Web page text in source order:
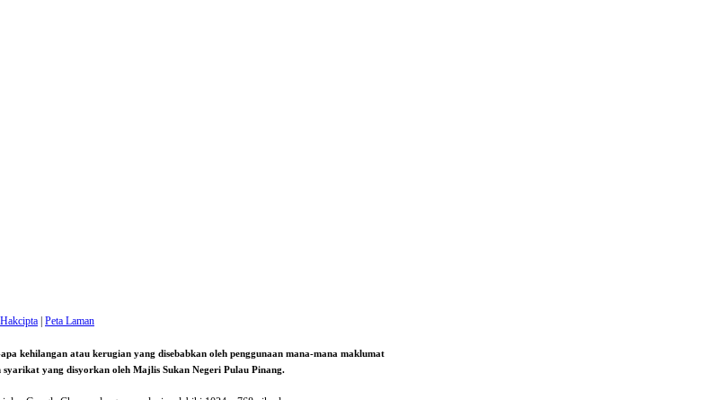
Hakcipta Peta Laman
kehilangan atau kerugian yang disebabkan oleh penggunaan mana-mana maklumat
yang disyorkan oleh Majlis Sukan Negeri Pulau Pinang.